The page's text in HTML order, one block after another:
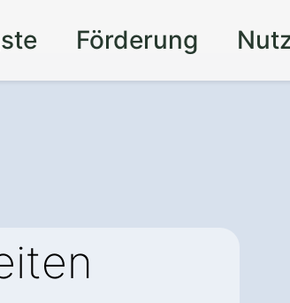
Förderung